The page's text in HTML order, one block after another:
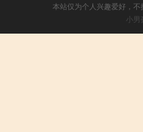
本站仅为个人兴趣爱好，
小男